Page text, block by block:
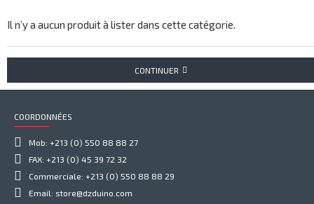
Il n’y a aucun produit à lister dans cette catégorie.
CONTINUER
COORDONNÉES
Mob: +213 (0) 550 88 88 27
FAX: +213 (0) 45 39 72 32
Commerciale: +213 (0) 550 88 88 29
Email: store@dzduino.com